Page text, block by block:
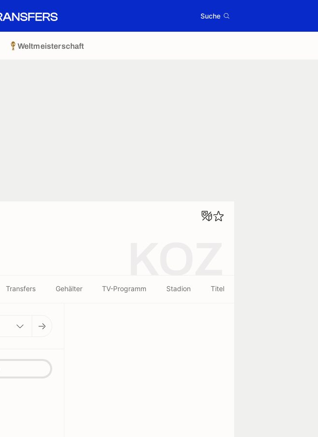
Suche
Weltmeisterschaft
Transfers Gehälter TV-Programm Stadion Titel